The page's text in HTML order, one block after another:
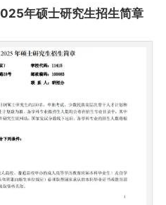
年硕士研究生招生简章